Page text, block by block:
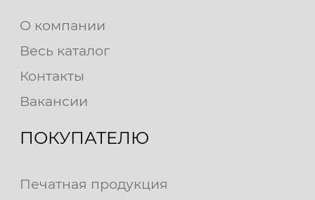
О компании
Весь каталог
Контакты
Вакансии
ПОКУПАТЕЛЮ
Печатная продукция